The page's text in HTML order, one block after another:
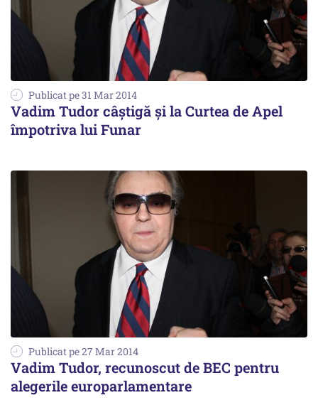
Publicat pe 31 Mar 2014
Vadim Tudor câștigă și la Curtea de Apel
împotriva lui Funar
Publicat pe 27 Mar 2014
Vadim Tudor, recunoscut de BEC pentru
alegerile europarlamentare